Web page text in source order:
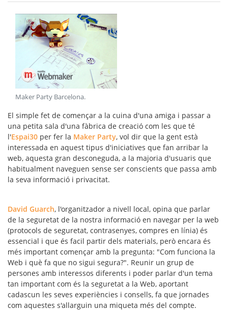
Maker Party Barcelona.
El simple fet de començar a la cuina d'una amiga i passar a
una petita sala d'una fàbrica de creació com les que té
l'Espai30 per fer la Maker Party, vol dir que la gent està
interessada en aquest tipus d'iniciatives que fan arribar la
web, aquesta gran desconeguda, a la majoria d'usuaris que
habitualment naveguen sense ser conscients que passa amb
la seva informació i privacitat.
David Guarch, l'organitzador a nivell local, opina que parlar
de la seguretat de la nostra informació en navegar per la web
(protocols de seguretat, contrasenyes, compres en línia) és
essencial i que és facil partir dels materials, però encara és
més important començar amb la pregunta: "Com funciona la
Web i què fa que no sigui segura?". Reunir un grup de
persones amb interessos diferents i poder parlar d'un tema
tan important com és la seguretat a la Web, aportant
cadascun les seves experiències i consells, fa que jornades
com aquestes s'allarguin una miqueta més del compte.